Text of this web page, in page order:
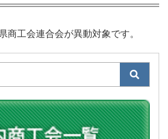
商工会連合会が異動対象です。